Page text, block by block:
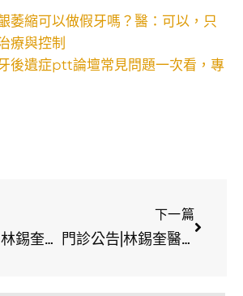
萎縮可以做假牙嗎？醫：可以，只
療與控制
後遺症ptt論壇常見問題一次看，專
門診公告｜林錫奎醫師2026春節看診安排
下一篇
門診公告|林錫奎醫師228紀念日正常看診